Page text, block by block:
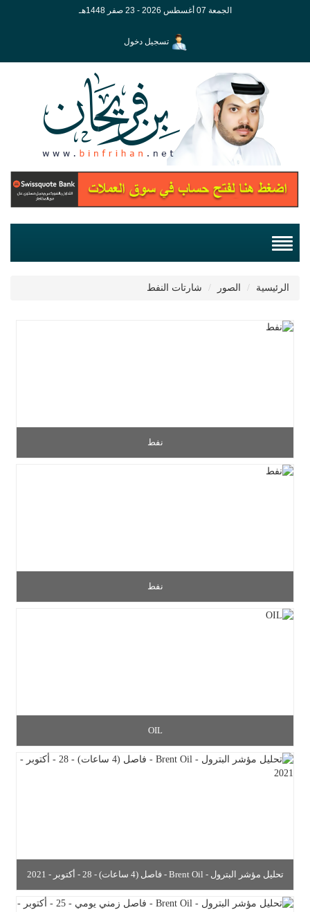
الجمعة 07 أغسطس 2026 - 23 صفر 1448هـ
تسجيل دخول
الرئيسية الصور شارتات النفط
نفط
نفط
OIL
تحليل مؤشر البترول - Brent Oil - فاصل (4 ساعات) - 28 - أكتوبر - 2021